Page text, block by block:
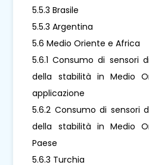
5.5.3 Brasile
5.5.3 Argentina
5.6 Medio Oriente e Africa
5.6.1 Consumo di sensori
della stabilità in Medio
applicazione
5.6.2 Consumo di sensori
della stabilità in Medio
Paese
5.6.3 Turchia